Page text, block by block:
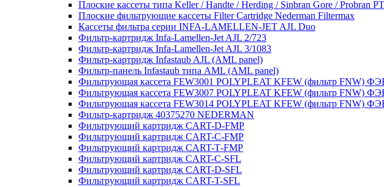
Плоские кассеты типа Keller / Handte / Herding / Sinbran Gore / Probran
Плоские фильтрующие кассеты Filter Cartridge Nederman Filtermax
Кассеты фильтра серии INFA-LAMELLEN-JET AJL Duo
Фильтр-картридж Infa-Lamellen-Jet AJL 2/723
Фильтр-картридж Infa-Lamellen-Jet AJL 3/1083
Фильтр-картридж Infastaub AJL (AML panel)
Фильтр-панель Infastaub типа AML (AML panel)
Фильтрующая кассета FEW3001 POLYPLEAT KFEW (фильтр FNW)
Фильтрующая кассета FEW3007 POLYPLEAT KFEW (фильтр FNW)
Фильтрующая кассета FEW3014 POLYPLEAT KFEW (фильтр FNW)
Фильтр-картридж 40375270 NEDERMAN
Фильтрующий картридж CART-D-FMP
Фильтрующий картридж CART-С-FMP
Фильтрующий картридж CART-Т-FMP
Фильтрующий картридж CART-C-SFL
Фильтрующий картридж CART-D-SFL
Фильтрующий картридж CART-T-SFL